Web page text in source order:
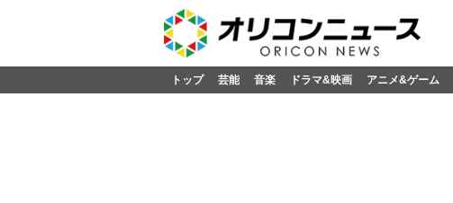
トップ 芸能 音楽 ドラマ&映画 アニメ&ゲーム